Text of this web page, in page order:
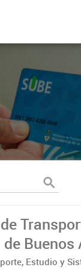
Buenos
Estudio y